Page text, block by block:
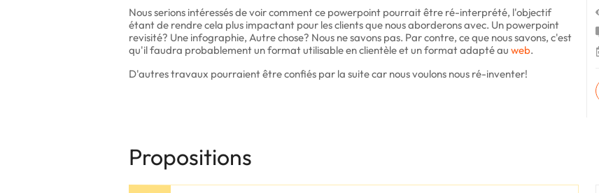
Nous serions intéressés de voir comment ce powerpoint pourrait être ré-interprété, l'objectif
étant de rendre cela plus impactant pour les clients que nous aborderons avec. Un powerpoint
revisité? Une infographie, Autre chose? Nous ne savons pas. Par contre, ce que nous savons, c'est
qu'il faudra probablement un format utilisable en clientèle et un format adapté au web.
D'autres travaux pourraient être confiés par la suite car nous voulons nous ré-inventer!
Propositions